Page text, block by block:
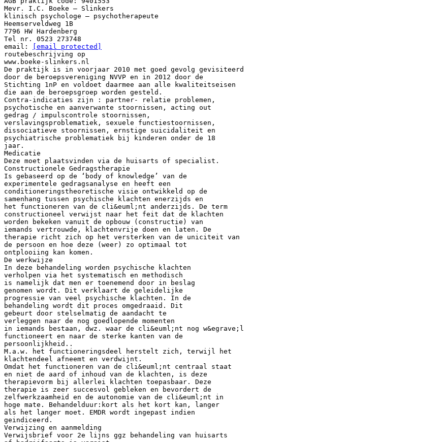
Mevr. I.C. Boeke – Slinkers
klinisch psychologe – psychotherapeute
Heemserveldweg 1B
7796 HW Hardenberg
Tel nr. 0523 273748
email:
[email protected]
routebeschrijving op
www.boeke-slinkers.nl
De praktijk is in voorjaar 2010 met goed gevolg gevisiteerd
door de beroepsvereniging NVVP en in 2012 door de
Stichting 1nP en voldoet daarmee aan alle kwaliteitseisen
die aan de beroepsgroep worden gesteld.
Contra-indicaties zijn : partner- relatie problemen,
psychotische en aanverwante stoornissen, acting out
gedrag / impulscontrole stoornissen,
verslavingsproblematiek, sexuele functiestoornissen,
dissociatieve stoornissen, ernstige suicidaliteit en
psychiatrische problematiek bij kinderen onder de 18
jaar.
Medicatie
Deze moet plaatsvinden via de huisarts of specialist.
Constructionele Gedragstherapie
Is gebaseerd op de ‘body of knowledge’ van de
experimentele gedragsanalyse en heeft een
conditioneringstheoretische visie ontwikkeld op de
samenhang tussen psychische klachten enerzijds en
het functioneren van de cli&euml;nt anderzijds. De term
constructioneel verwijst naar het feit dat de klachten
worden bekeken vanuit de opbouw (constructie) van
iemands vertrouwde, klachtenvrije doen en laten. De
therapie richt zich op het versterken van de uniciteit van
de persoon en hoe deze (weer) zo optimaal tot
ontplooiing kan komen.
De werkwijze
In deze behandeling worden psychische klachten
verholpen via het systematisch en methodisch
is namelijk dat men er toenemend door in beslag
genomen wordt. Dit verklaart de geleidelijke
progressie van veel psychische klachten. In de
behandeling wordt dit proces omgedraaid. Dit
gebeurt door stelselmatig de aandacht te
verleggen naar de nog goedlopende momenten
in iemands bestaan, dwz. waar de cli&euml;nt nog w&egrave;l
functioneert en naar de sterke kanten van de
persoonlijkheid..
M.a.w. het functioneringsdeel herstelt zich, terwijl het
klachtendeel afneemt en verdwijnt.
Omdat het functioneren van de cli&euml;nt centraal staat
en niet de aard of inhoud van de klachten, is deze
therapievorm bij allerlei klachten toepasbaar. Deze
therapie is zeer succesvol gebleken en bevordert de
zelfwerkzaamheid en de autonomie van de cli&euml;nt in
hoge mate. Behandelduur:kort als het kort kan, langer
als het langer moet. EMDR wordt ingepast indien
geindiceerd.
Verwijzing en aanmelding
Verwijsbrief voor 2e lijns ggz behandeling van huisarts